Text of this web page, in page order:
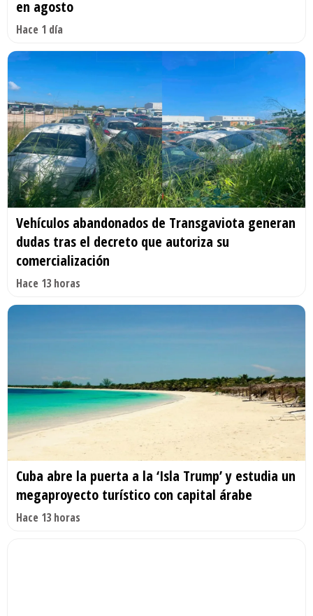
en agosto
Hace 1 día
Vehículos abandonados de Transgaviota generan
dudas tras el decreto que autoriza su
comercialización
Hace 13 horas
Cuba abre la puerta a la ‘Isla Trump’ y estudia un
megaproyecto turístico con capital árabe
Hace 13 horas